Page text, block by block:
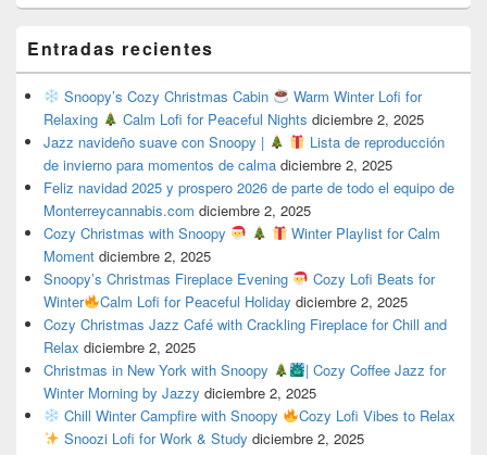
Entradas recientes
Snoopy’s Cozy Christmas Cabin
Warm Winter Lofi for
Relaxing
Calm Lofi for Peaceful Nights diciembre 2, 2025
Jazz navideño suave con Snoopy |
Lista de reproducción
de invierno para momentos de calma diciembre 2, 2025
Feliz navidad 2025 y prospero 2026 de parte de todo el equipo de
Monterreycannabis.com diciembre 2, 2025
Cozy Christmas with Snoopy
Winter Playlist for Calm
Moment diciembre 2, 2025
Snoopy’s Christmas Fireplace Evening
Cozy Lofi Beats for
Winter
Calm Lofi for Peaceful Holiday diciembre 2, 2025
Cozy Christmas Jazz Café with Crackling Fireplace for Chill and
Relax diciembre 2, 2025
Christmas in New York with Snoopy
| Cozy Coffee Jazz for
Winter Morning by Jazzy diciembre 2, 2025
Chill Winter Campfire with Snoopy
Cozy Lofi Vibes to Relax
Snoozi Lofi for Work & Study diciembre 2, 2025